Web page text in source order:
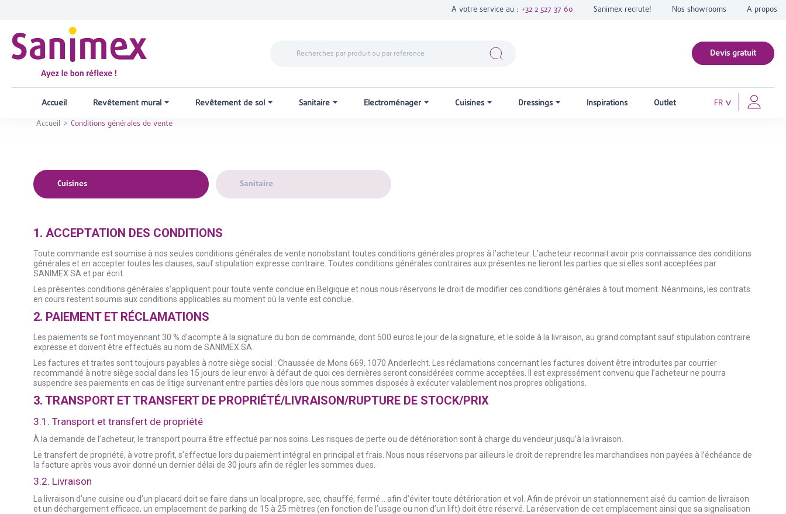
A votre service au : +32 2 527 37 60 Sanimex recrute! Nos showrooms A propos
Devis gratuit
Accueil Revêtement mural Revêtement de sol Sanitaire Electroménager Cuisines Dressings Inspirations Outlet FR
Accueil Conditions générales de vente
Cuisines Sanitaire
1. ACCEPTATION DES CONDITIONS
Toute commande est soumise à nos seules conditions générales de vente nonobstant toutes conditions générales propres à l’acheteur. L’acheteur reconnait avoir pris connaissance des conditions
générales et en accepter toutes les clauses, sauf stipulation expresse contraire. Toutes conditions générales contraires aux présentes ne lieront les parties que si elles sont acceptées par
SANIMEX SA et par écrit.
Les présentes conditions générales s’appliquent pour toute vente conclue en Belgique et nous nous réservons le droit de modifier ces conditions générales à tout moment. Néanmoins, les contrats
en cours restent soumis aux conditions applicables au moment où la vente est conclue.
2. PAIEMENT ET RÉCLAMATIONS
Les paiements se font moyennant 30 % d’acompte à la signature du bon de commande, dont 500 euros le jour de la signature, et le solde à la livraison, au grand comptant sauf stipulation contraire
expresse et doivent être effectués au nom de SANIMEX SA.
Les factures et traites sont toujours payables à notre siège social : Chaussée de Mons 669, 1070 Anderlecht. Les réclamations concernant les factures doivent être introduites par courrier
recommandé à notre siège social dans les 15 jours de leur envoi à défaut de quoi ces dernières seront considérées comme acceptées. Il est expressément convenu que l’acheteur ne pourra
suspendre ses paiements en cas de litige survenant entre parties dès lors que nous sommes disposés à exécuter valablement nos propres obligations.
3. TRANSPORT ET TRANSFERT DE PROPRIÉTÉ/LIVRAISON/RUPTURE DE STOCK/PRIX
3.1. Transport et transfert de propriété
À la demande de l’acheteur, le transport pourra être effectué par nos soins. Les risques de perte ou de détérioration sont à charge du vendeur jusqu’à la livraison.
Le transfert de propriété, à votre profit, s’effectue lors du paiement intégral en principal et frais. Nous nous réservons par ailleurs le droit de reprendre les marchandises non payées à l’échéance de
la facture après vous avoir donné un dernier délai de 30 jours afin de régler les sommes dues.
3.2. Livraison
La livraison d’une cuisine ou d’un placard doit se faire dans un local propre, sec, chauffé, fermé... afin d’éviter toute détérioration et vol. Afin de prévoir un stationnement aisé du camion de livraison
et un déchargement efficace, un emplacement de parking de 15 à 25 mètres (en fonction de l’usage ou non d’un lift) doit être réservé. La réservation de cet emplacement ainsi que sa signalisation